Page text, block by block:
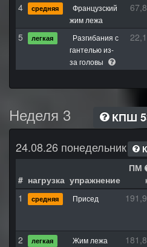
4 средняя
Французский
жим лежа
5
легкая
Разгибания с
гантелью из-
за головы
Неделя 3 КПШ
24.08.26 понедельник
# нагрузка упражнение
ПМ
1 средняя Присед
2
легкая Жим лежа